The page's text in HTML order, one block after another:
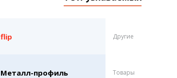
flip Другие
Металл-профиль Товары